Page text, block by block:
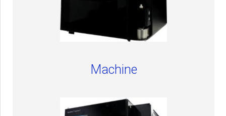
Machine